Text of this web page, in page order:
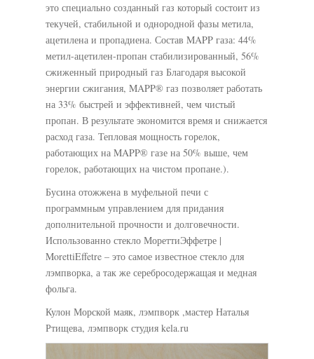
это специально созданный газ который состоит из
текучей, стабильной и однородной фазы метила,
ацетилена и пропадиена. Состав MAPP газа: 44%
метил-ацетилен-пропан стабилизированный, 56%
сжиженный природный газ Благодаря высокой
энергии сжигания, MAPP® газ позволяет работать
на 33% быстрей и эффективней, чем чистый
пропан. В результате экономится время и снижается
расход газа. Тепловая мощность горелок,
работающих на MAPP® газе на 50% выше, чем
горелок, работающих на чистом пропане.).
Бусина отожжена в муфельной печи с
программным управлением для придания
дополнительной прочности и долговечности.
Использованно стекло МореттиЭффетре |
MorettiEffetre – это самое известное стекло для
лэмпворка, а так же серебросодержащая и медная
фольга.
Кулон Морской маяк, лэмпворк ,мастер Наталья
Ртищева, лэмпворк студия kela.ru